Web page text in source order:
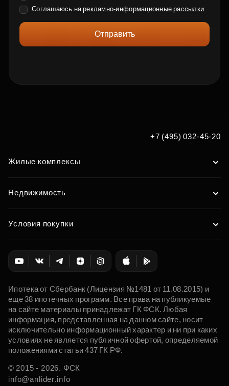
Соглашаюсь нарекламно-информационные рассылки
Отправить
+7 (495) 032-45-20
Жилые комплексы
Недвижимость
Условия покупки
Ипотека от Сбербанк (Лицензия №1481 от 11.08.2015) и
еще 38 ипотечных программ. Все права на публикуемые
на сайте материалы принадлежат ГК ФСК. Любая
информация, представленная на данном сайте, носит
исключительно информационный характер и ни при каких
условиях не является публичной офертой, определяемой
положениями статьи 437 ГК РФ.
© 2015 - 2026. ФСК
info@anlider.info